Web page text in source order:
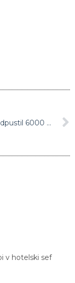
BMW bo odpustil 6000 zaposlenih
v hotelski sef